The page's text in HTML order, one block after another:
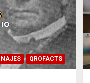
QROFACTS